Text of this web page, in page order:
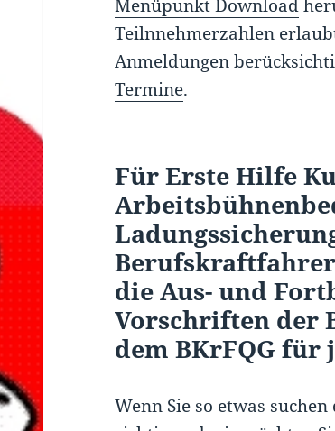
Menüpunkt Download
Teilnnehmerzahlen
Anmeldungen
Termine.
Für Erste Hilfe
die Aus- und
Vorschriften der
dem BKrFQG für
Wenn Sie so etwas